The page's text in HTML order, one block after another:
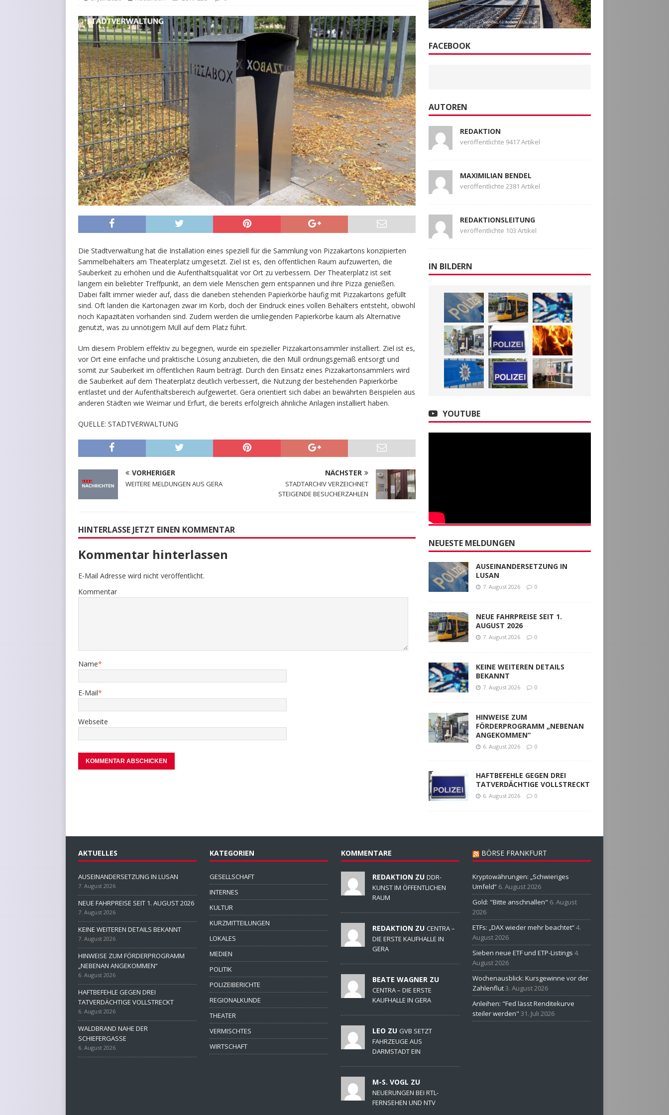
Die Stadtverwaltung hat die Installation eines speziell für die Sammlung von Pizzakartons konzipierten
Sammelbehälters am Theaterplatz umgesetzt. Ziel ist es, den öffentlichen Raum aufzuwerten, die
Sauberkeit zu erhöhen und die Aufenthaltsqualität vor Ort zu verbessern. Der Theaterplatz ist seit
langem ein beliebter Treffpunkt, an dem viele Menschen gern entspannen und ihre Pizza genießen.
Dabei fällt immer wieder auf, dass die daneben stehenden Papierkörbe häufig mit Pizzakartons gefüllt
sind. Oft landen die Kartonagen zwar im Korb, doch der Eindruck eines vollen Behälters entsteht, obwohl
noch Kapazitäten vorhanden sind. Zudem werden die umliegenden Papierkörbe kaum als Alternative
genutzt, was zu unnötigem Müll auf dem Platz führt.
Um diesem Problem effektiv zu begegnen, wurde ein spezieller Pizzakartonsammler installiert. Ziel ist es,
vor Ort eine einfache und praktische Lösung anzubieten, die den Müll ordnungsgemäß entsorgt und
somit zur Sauberkeit im öffentlichen Raum beiträgt. Durch den Einsatz eines Pizzakartonsammlers wird
die Sauberkeit auf dem Theaterplatz deutlich verbessert, die Nutzung der bestehenden Papierkörbe
entlastet und der Aufenthaltsbereich aufgewertet. Gera orientiert sich dabei an bewährten Beispielen aus
anderen Städten wie Weimar und Erfurt, die bereits erfolgreich ähnliche Anlagen installiert haben.
QUELLE: STADTVERWALTUNG
VORHERIGER
WEITERE MELDUNGEN AUS GERA
NÄCHSTER
STADTARCHIV VERZEICHNET
STEIGENDE BESUCHERZAHLEN
HINTERLASSE JETZT EINEN KOMMENTAR
Kommentar hinterlassen
E-Mail Adresse wird nicht veröffentlicht.
Kommentar
Name*
E-Mail*
Webseite
FACEBOOK
AUTOREN
REDAKTION
veröffentlichte 9417 Artikel
MAXIMILIAN BENDEL
veröffentlichte 2381 Artikel
REDAKTIONSLEITUNG
veröffentlichte 103 Artikel
IN BILDERN
YOUTUBE
NEUESTE MELDUNGEN
AUSEINANDERSETZUNG IN
LUSAN
7. August 2026 0
NEUE FAHRPREISE SEIT 1.
AUGUST 2026
7. August 2026 0
KEINE WEITEREN DETAILS
BEKANNT
7. August 2026 0
HINWEISE ZUM
FÖRDERPROGRAMM „NEBENAN
ANGEKOMMEN“
6. August 2026 0
HAFTBEFEHLE GEGEN DREI
TATVERDÄCHTIGE VOLLSTRECKT
6. August 2026 0
AKTUELLES
AUSEINANDERSETZUNG IN LUSAN
7. August 2026
NEUE FAHRPREISE SEIT 1. AUGUST 2026
7. August 2026
KEINE WEITEREN DETAILS BEKANNT
7. August 2026
HINWEISE ZUM FÖRDERPROGRAMM
„NEBENAN ANGEKOMMEN“
6. August 2026
HAFTBEFEHLE GEGEN DREI
TATVERDÄCHTIGE VOLLSTRECKT
6. August 2026
WALDBRAND NAHE DER
SCHIEFERGASSE
6. August 2026
KATEGORIEN
GESELLSCHAFT
INTERNES
KULTUR
KURZMITTEILUNGEN
LOKALES
MEDIEN
POLITIK
POLIZEIBERICHTE
REGIONALKUNDE
THEATER
VERMISCHTES
WIRTSCHAFT
KOMMENTARE
REDAKTION ZU DDR-
KUNST IM ÖFFENTLICHEN
RAUM
REDAKTION ZU CENTRA –
DIE ERSTE KAUFHALLE IN
GERA
BEATE WAGNER ZU
CENTRA – DIE ERSTE
KAUFHALLE IN GERA
LEO ZU GVB SETZT
FAHRZEUGE AUS
DARMSTADT EIN
M-S. VOGL ZU
NEUERUNGEN BEI RTL-
FERNSEHEN UND NTV
BÖRSE FRANKFURT
Kryptowährungen: „Schwieriges
Umfeld“ 6. August 2026
Gold: "Bitte anschnallen" 6. August
2026
ETFs: „DAX wieder mehr beachtet“4.
August 2026
Sieben neue ETF und ETP-Listings 4.
August 2026
Wochenausblick: Kursgewinne vor der
Zahlenflut3. August 2026
Anleihen: "Fed lässt Renditekurve
steiler werden" 31. Juli 2026